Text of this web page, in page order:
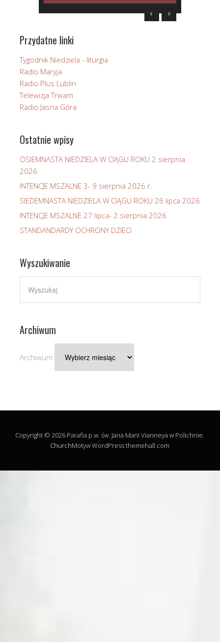
Przydatne linki
Tygodnik Niedziela - liturgia
Radio Maryja
Radio Plus Lublin
Telewizja Trwam
Radio Jasna Góra
Ostatnie wpisy
OSIEMNASTA NIEDZIELA W CIĄGU ROKU 2 sierpnia
2026
INTENCJE MSZALNE 3- 9 sierpnia 2026 r.
SIEDEMNASTA NIEDZIELA W CIĄGU ROKU 26 lipca 2026
INTENCJE MSZALNE 27 lipca- 2 sierpnia 2026
STANDANDARDY OCHRONY DZIECI
Wyszukiwanie
Archiwum
Archiwum
Copyright © 2026 Parafia p.w. św. Jana Marii Vianneya w Polichnie.
ChurchMotyw WordPress themehall.com